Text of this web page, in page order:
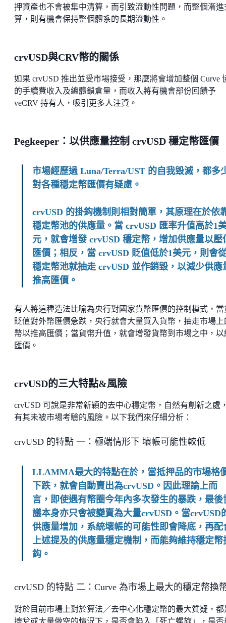
押資產也不會被集中清算，而引致流動性問題，而整個漸進
算，則有機會保持整個體系的長期流動性。
crvUSD與CRV幣的關係
如果 crvUSD 推出並受市場接受，那麼將會增加整個 Curve
的手續費收入及總體鎖倉量，而收入將有機會部份回饋予
veCRV 持有人，吸引更多人注資。
Pegkeeper：以供應量控制 crvUSD 穩定幣匯價
市場經歷過 Luna/Terra/UST 的自我毀滅，都多
對各種穩定幣匯價有疑慮。
crvUSD 的掛鈎機制則相對簡單，其原理在於依
穩定幣池的供應量。當 crvUSD 匯率升值高於1
元，就會增發 crvUSD 穩定幣，增加供應量以壓
匯價；相反，當 crvUSD 貶值低於1美元，則會
穩定幣池就抽走 crvUSD 並作銷毀，以減少供應
推高匯價。
有人將這種造法比喻為央行對國家貨幣匯價的控制模式，當
貶值對外幣匯價急跌，央行就會大量買入貨幣，抽走市場上
幣以推高匯價；當貨幣升值，就會增發貨幣到市場之中，以
匯價。
crvUSD的三大特點&風險
crvUSD 可說是非常新穎的去中心穩定幣，自然有創新之處
有其未被市場考驗的風險。以下我們來仔細分析：
crvUSD 的特點 一：極端情形下 壞帳可能性較低
LLAMMA最大的特點在於，當抵押品的市場格
下跌，就會自動賣出為crvUSD。因此理論上而
言，即使遇有幣圈今年內多次發生的暴跌，最後
議本身亦只會被變賣為大量crvUSD。當crvUSD
供應量增加，系統壞帳的可能性即會降底，再配
上述提及的供應量穩定機制，而能夠維持穩定幣
鈎。
crvUSD 的特點 二：Curve 為市場上最大的穩定幣換
對於目前市場上對於算法／去中心化穩定幣的最大質疑，都
擠兌或大量做空的情況下，是否會陷入「死亡螺旋」，是否